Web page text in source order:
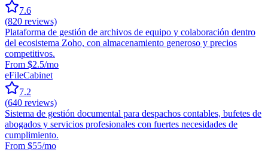
7.6
(820 reviews)
Plataforma de gestión de archivos de equipo y colaboración dentro
del ecosistema Zoho, con almacenamiento generoso y precios
competitivos.
From $2.5/mo
eFileCabinet
7.2
(640 reviews)
Sistema de gestión documental para despachos contables, bufetes de
abogados y servicios profesionales con fuertes necesidades de
cumplimiento.
From $55/mo